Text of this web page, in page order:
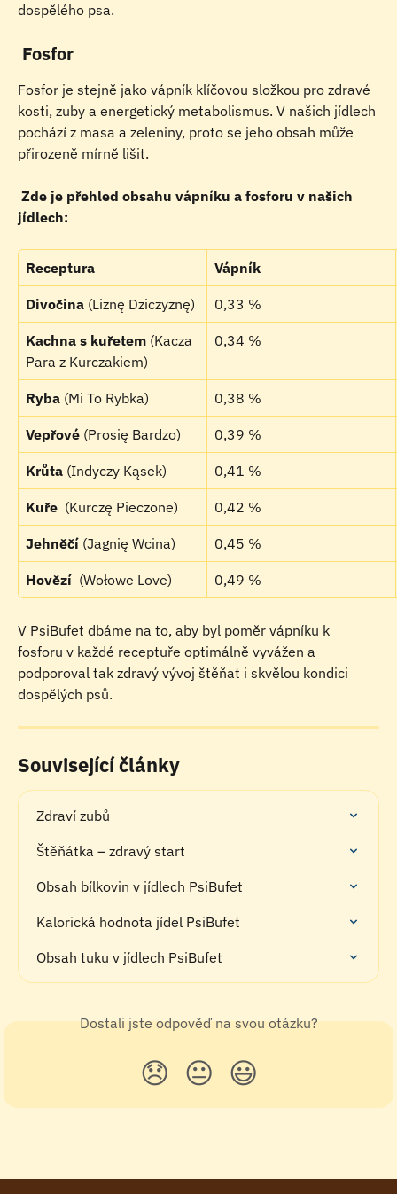
dospělého psa.
Fosfor
Fosfor je stejně jako vápník klíčovou složkou pro zdravé
kosti, zuby a energetický metabolismus. V našich jídlech
pochází z masa a zeleniny, proto se jeho obsah může
přirozeně mírně lišit.
jídlech:
Receptura Vápník
Divočina (Liznę Dziczyznę) 0,33 %
Kachna s kuřetem (Kacza
Para z Kurczakiem)
0,34 %
Ryba (Mi To Rybka) 0,38 %
Vepřové (Prosię Bardzo) 0,39 %
Krůta (Indyczy Kąsek) 0,41 %
Kuře (Kurczę Pieczone) 0,42 %
Jehněčí (Jagnię Wcina) 0,45 %
Hovězí (Wołowe Love) 0,49 %
V PsiBufet dbáme na to, aby byl poměr vápníku k
fosforu v každé receptuře optimálně vyvážen a
podporoval tak zdravý vývoj štěňat i skvělou kondici
dospělých psů.
Související články
Zdraví zubů
Štěňátka – zdravý start
Obsah bílkovin v jídlech PsiBufet
Kalorická hodnota jídel PsiBufet
Obsah tuku v jídlech PsiBufet
Dostali jste odpověď na svou otázku?
😞 😐 😃